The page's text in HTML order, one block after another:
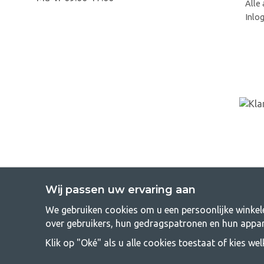
Alle
vinden dat kamperen betaalbaar moet zijn voor iedereen, en
Wij passen uw ervaring aan
We gebruiken cookies om u een persoonlijke
over gebruikers, hun gedragspatronen en hun
Klik op "Oké" als u alle cookies toestaat of kies